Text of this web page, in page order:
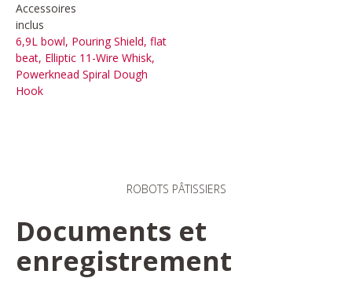
Accessoires
inclus
6,9L bowl, Pouring Shield, flat
beat, Elliptic 11-Wire Whisk,
Powerknead Spiral Dough
Hook
ROBOTS PÂTISSIERS
Documents et
enregistrement